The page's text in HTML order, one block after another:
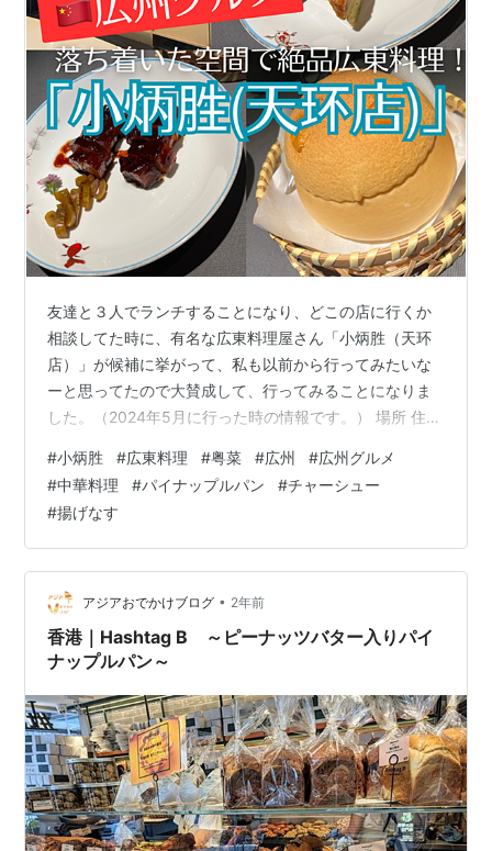
友達と３人でランチすることになり、どこの店に行くか
相談してた時に、有名な広東料理屋さん「小炳胜（天环
店）」が候補に挙がって、私も以前から行ってみたいな
ーと思ってたので大賛成して、行ってみることになりま
した。（2024年5月に行った時の情報です。） 場所 住所
apm線天河南駅から徒歩約１分 営業時間 11:00〜15:00,
16:30〜22:00 外観 ハイソなショッピングモール「天环
广场（Parc Central）」内にあるだけあって、店構えから
してめっちゃ高級感が感じられます。 きんきらきん。 店
内の写真撮るの忘れたのですが、…
#小炳胜 #広東料理 #粤菜 #広州 #広州グルメ
#中華料理 #パイナップルパン #チャーシュー
#揚げなす
アジアおでかけブログ • 2年前
香港｜Hashtag B ～ピーナッツバター入りパイ
ナップルパン～